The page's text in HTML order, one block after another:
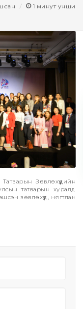
1 минут уншина
Зөвлөхүүдийн
татварын хуралд
зөвлөхүүд, нягтлан